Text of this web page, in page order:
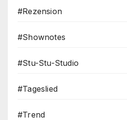
#Rezension
#Shownotes
#Stu-Stu-Studio
#Tageslied
#Trend